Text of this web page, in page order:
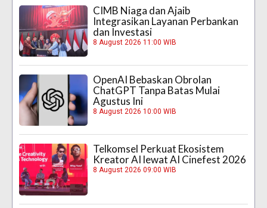
CIMB Niaga dan Ajaib
Integrasikan Layanan Perbankan
dan Investasi
8 August 2026 11:00 WIB
OpenAI Bebaskan Obrolan
ChatGPT Tanpa Batas Mulai
Agustus Ini
8 August 2026 10:00 WIB
Telkomsel Perkuat Ekosistem
Kreator AI lewat AI Cinefest 2026
8 August 2026 09:00 WIB